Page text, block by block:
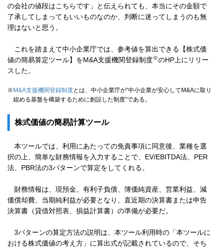
の会社の値段はこちらです」と伝えられても、本当にその金額で
了承してしまってもいいものなのか、判断に迷ってしまうのも無
理はないと思う。
これを踏まえて中小企業庁では、参考値を算出できる【株式価
値の簡易算定ツール】をM&A支援機関登録制度※のHP上にリリー
スした。
※ M&A支援機関登録制度とは、中小企業庁が“中小企業が安心してM&Aに取り
組める基盤を構築するために創設した制度”である。
株式価値の簡易計算ツール
本ツールでは、利用にあたっての免責事項に同意後、業種を選
択の上、簡単な財務情報を入力することで、EV/EBITDA法、PER
法、PBR法の3パターンで算定をしてくれる。
財務情報は、現預金、有利子負債、簿価純資産、営業利益、減
価償却費、当期純利益が必要となり、直近期の決算書または申告
決算書（貸借対照表、損益計算書）の準備が必要だ。
3パターンの算定方法の説明は、本ツール利用時の「本ツールに
おける株式価値の考え方」に算出式が記載されているので、そち